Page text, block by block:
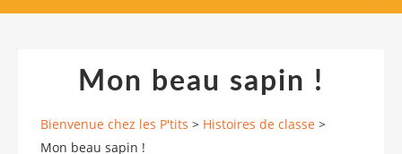
Mon beau sapin !
Bienvenue chez les P'tits > Histoires de classe >
Mon beau sapin !